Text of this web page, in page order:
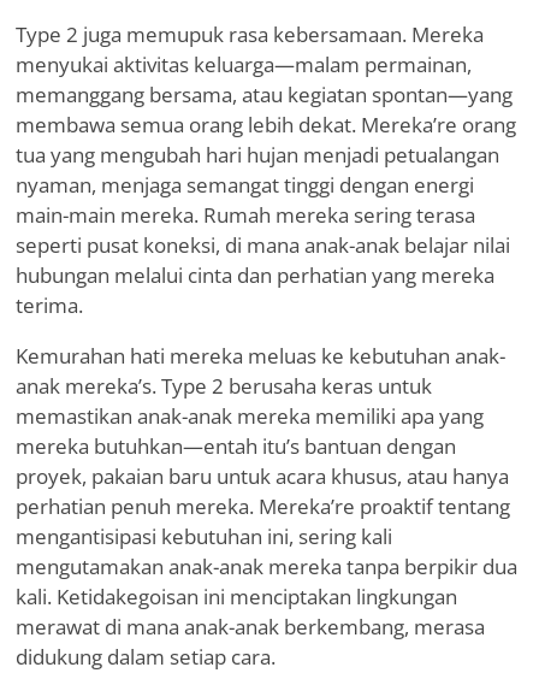
Type 2 juga memupuk rasa kebersamaan. Mereka
menyukai aktivitas keluarga—malam permainan,
memanggang bersama, atau kegiatan spontan—yang
membawa semua orang lebih dekat. Mereka’re orang
tua yang mengubah hari hujan menjadi petualangan
nyaman, menjaga semangat tinggi dengan energi
main-main mereka. Rumah mereka sering terasa
seperti pusat koneksi, di mana anak-anak belajar nilai
hubungan melalui cinta dan perhatian yang mereka
terima.
Kemurahan hati mereka meluas ke kebutuhan anak-
anak mereka’s. Type 2 berusaha keras untuk
memastikan anak-anak mereka memiliki apa yang
mereka butuhkan—entah itu’s bantuan dengan
proyek, pakaian baru untuk acara khusus, atau hanya
perhatian penuh mereka. Mereka’re proaktif tentang
mengantisipasi kebutuhan ini, sering kali
mengutamakan anak-anak mereka tanpa berpikir dua
kali. Ketidakegoisan ini menciptakan lingkungan
merawat di mana anak-anak berkembang, merasa
didukung dalam setiap cara.